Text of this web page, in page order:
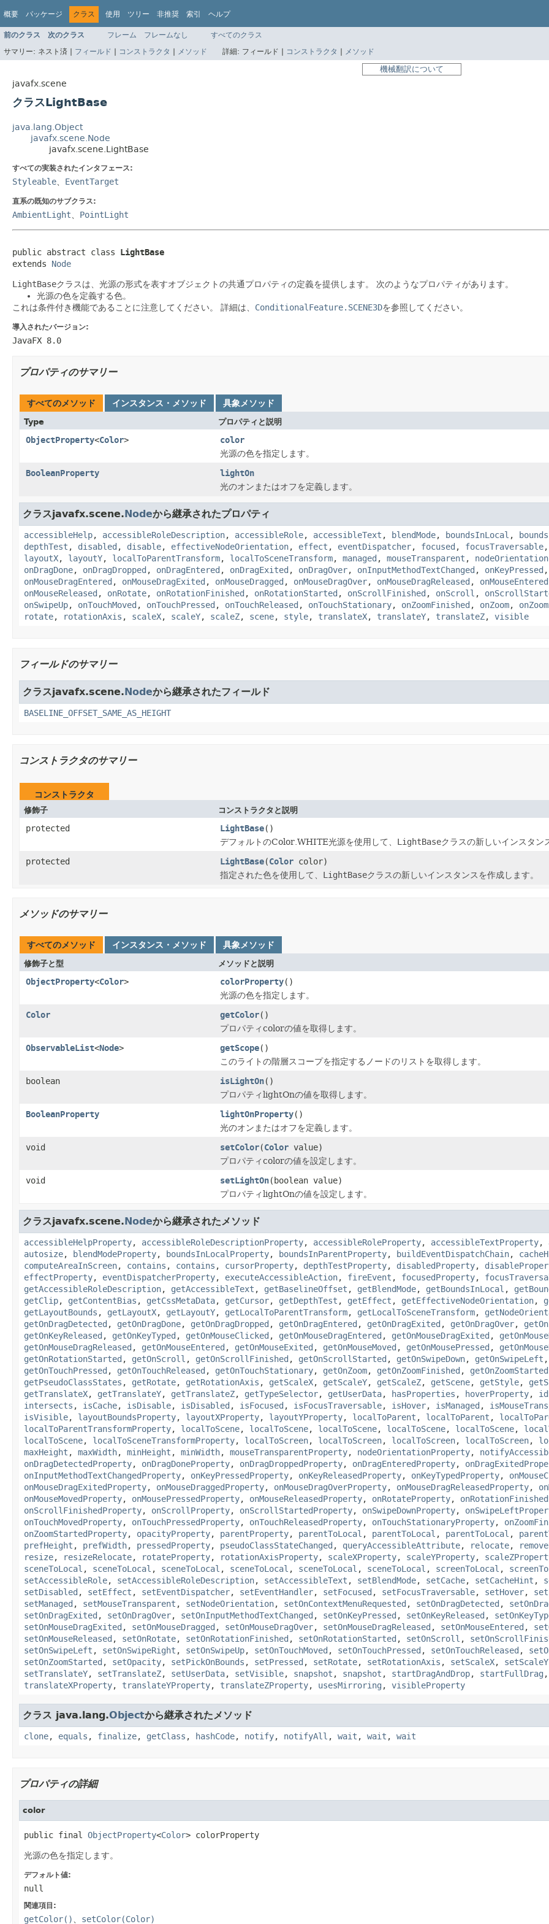
概要 パッケージ クラス 使用 ツリー 非推奨 索引 ヘルプ
前のクラス 次のクラス フレーム フレームなし
すべてのクラス
サマリー: ネスト済 | フィールド | コンストラクタ | メソッド 詳細: フィールド | コンストラクタ | メソッド
機械翻訳について
javafx.scene
クラスLightBase
java.lang.Object
javafx.scene.Node
javafx.scene.LightBase
すべての実装されたインタフェース:
Styleable、 EventTarget
直系の既知のサブクラス:
AmbientLight、 PointLight
public abstract class LightBase
extends Node
LightBaseクラスは、光源の形式を表すオブジェクトの共通プロパティの定義を提供します。
次のようなプロパティがあります。
光源の色を定義する色。
これは条件付き機能であることに注意してください。
詳細は、 ConditionalFeature.SCENE3Dを参照してください。
導入されたバージョン:
JavaFX 8.0
プロパティのサマリー
すべてのメソッド インスタンス・メソッド 具象メソッド
Type プロパティと説明
ObjectProperty<Color> color
光源の色を指定します。
BooleanProperty lightOn
光のオンまたはオフを定義します。
クラスjavafx.scene.Nodeから継承されたプロパティ
accessibleHelp, accessibleRoleDescription, accessibleRole, accessibleText , blendMode, boundsInLocal ,
depthTest , disabled , disable, effectiveNodeOrientation, effect , eventDispatcher, focused , focusTraversable,
layoutX, layoutY, localToParentTransform, localToSceneTransform, managed , mouseTransparent , nodeOrientation
onDragDone, onDragDropped , onDragEntered , onDragExited , onDragOver, onInputMethodTextChanged , onKeyPressed ,
onMouseDragEntered , onMouseDragExited , onMouseDragged , onMouseDragOver, onMouseDragReleased , onMouseEntered
onMouseReleased , onRotate, onRotationFinished , onRotationStarted , onScrollFinished , onScroll ,
onSwipeUp, onTouchMoved , onTouchPressed , onTouchReleased , onTouchStationary, onZoomFinished , onZoom,
rotate, rotationAxis , scaleX, scaleY, scaleZ, scene, style, translateX, translateY, translateZ, visible
フィールドのサマリー
クラスjavafx.scene.Nodeから継承されたフィールド
BASELINE_OFFSET_SAME_AS_HEIGHT
コンストラクタのサマリー
コンストラクタ
修飾子 コンストラクタと説明
protected LightBase()
デフォルトのColor.WHITE光源を使用して、 LightBaseクラスの新しいインスタン
protected LightBase(Color color)
指定された色を使用して、 LightBaseクラスの新しいインスタンスを作成します。
メソッドのサマリー
すべてのメソッド インスタンス・メソッド 具象メソッド
修飾子と型 メソッドと説明
ObjectProperty<Color> colorProperty()
光源の色を指定します。
Color getColor()
プロパティcolorの値を取得します。
ObservableList<Node> getScope()
このライトの階層スコープを指定するノードのリストを取得します。
boolean isLightOn()
プロパティlightOnの値を取得します。
BooleanProperty lightOnProperty()
光のオンまたはオフを定義します。
void setColor(Color value)
プロパティcolorの値を設定します。
void setLightOn(boolean value)
プロパティlightOnの値を設定します。
クラスjavafx.scene.Nodeから継承されたメソッド
accessibleHelpProperty, accessibleRoleDescriptionProperty, accessibleRoleProperty, accessibleTextProperty,
autosize, blendModeProperty, boundsInLocalProperty, boundsInParentProperty, buildEventDispatchChain,
computeAreaInScreen, contains , contains , cursorProperty, depthTestProperty, disabledProperty,
effectProperty, eventDispatcherProperty, executeAccessibleAction, fireEvent , focusedProperty,
getAccessibleRoleDescription, getAccessibleText , getBaselineOffset , getBlendMode, getBoundsInLocal ,
getClip, getContentBias , getCssMetaData, getCursor, getDepthTest , getEffect , getEffectiveNodeOrientation,
getLayoutBounds , getLayoutX, getLayoutY, getLocalToParentTransform, getLocalToSceneTransform,
getOnDragDetected , getOnDragDone, getOnDragDropped , getOnDragEntered , getOnDragExited , getOnDragOver,
getOnKeyReleased , getOnKeyTyped , getOnMouseClicked , getOnMouseDragEntered , getOnMouseDragExited ,
getOnMouseDragReleased , getOnMouseEntered , getOnMouseExited , getOnMouseMoved , getOnMousePressed ,
getOnRotationStarted , getOnScroll , getOnScrollFinished , getOnScrollStarted , getOnSwipeDown, getOnSwipeLeft ,
getOnTouchPressed , getOnTouchReleased , getOnTouchStationary, getOnZoom, getOnZoomFinished , getOnZoomStarted
getPseudoClassStates , getRotate, getRotationAxis , getScaleX, getScaleY, getScaleZ, getScene, getStyle,
getTranslateX, getTranslateY, getTranslateZ, getTypeSelector, getUserData, hasProperties , hoverProperty,
intersects , isCache, isDisable, isDisabled , isFocused , isFocusTraversable, isHover, isManaged ,
isVisible, layoutBoundsProperty, layoutXProperty, layoutYProperty, localToParent , localToParent ,
localToParentTransformProperty, localToScene, localToScene, localToScene, localToScene, localToScene,
localToScene, localToSceneTransformProperty, localToScreen, localToScreen, localToScreen, localToScreen,
maxHeight , maxWidth, minHeight , minWidth, mouseTransparentProperty, nodeOrientationProperty,
onDragDetectedProperty, onDragDoneProperty, onDragDroppedProperty, onDragEnteredProperty,
onInputMethodTextChangedProperty, onKeyPressedProperty, onKeyReleasedProperty, onKeyTypedProperty,
onMouseDragExitedProperty, onMouseDraggedProperty, onMouseDragOverProperty, onMouseDragReleasedProperty,
onMouseMovedProperty, onMousePressedProperty, onMouseReleasedProperty, onRotateProperty,
onScrollFinishedProperty, onScrollProperty, onScrollStartedProperty, onSwipeDownProperty,
onTouchMovedProperty, onTouchPressedProperty, onTouchReleasedProperty, onTouchStationaryProperty,
onZoomStartedProperty, opacityProperty, parentProperty, parentToLocal , parentToLocal , parentToLocal ,
prefHeight , prefWidth, pressedProperty, pseudoClassStateChanged , queryAccessibleAttribute, relocate,
resize, resizeRelocate, rotateProperty, rotationAxisProperty, scaleXProperty, scaleYProperty,
sceneToLocal , sceneToLocal , sceneToLocal , sceneToLocal , sceneToLocal , sceneToLocal , screenToLocal ,
setAccessibleRole, setAccessibleRoleDescription, setAccessibleText , setBlendMode, setCache, setCacheHint ,
setDisabled , setEffect , setEventDispatcher, setEventHandler, setFocused , setFocusTraversable, setHover,
setManaged , setMouseTransparent , setNodeOrientation, setOnContextMenuRequested , setOnDragDetected ,
setOnDragExited , setOnDragOver, setOnInputMethodTextChanged , setOnKeyPressed , setOnKeyReleased ,
setOnMouseDragExited , setOnMouseDragged , setOnMouseDragOver, setOnMouseDragReleased , setOnMouseEntered ,
setOnMouseReleased , setOnRotate, setOnRotationFinished , setOnRotationStarted , setOnScroll ,
setOnSwipeLeft , setOnSwipeRight , setOnSwipeUp, setOnTouchMoved , setOnTouchPressed , setOnTouchReleased ,
setOnZoomStarted , setOpacity, setPickOnBounds , setPressed , setRotate, setRotationAxis , setScaleX, setScaleY
setTranslateY, setTranslateZ, setUserData, setVisible, snapshot , snapshot , startDragAndDrop, startFullDrag ,
translateXProperty, translateYProperty, translateZProperty, usesMirroring , visibleProperty
クラス java.lang.Objectから継承されたメソッド
clone, equals , finalize, getClass , hashCode, notify, notifyAll , wait , wait , wait
プロパティの詳細
color
public final ObjectProperty<Color> colorProperty
光源の色を指定します。
デフォルト値:
null
関連項目:
getColor()、 setColor(Color)